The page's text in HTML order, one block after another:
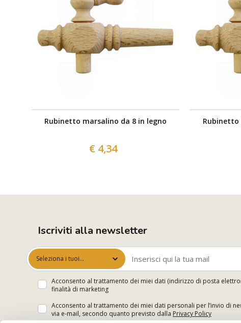
Rubinetto marsalino da 8 in legno
€ 4,34
Rubinetto
Iscriviti alla newsletter
Seleziona i tuoi
interessi
Acconsento al trattamento dei miei dati (indirizzo di posta
finalità di marketing
Acconsento al trattamento dei miei dati personali per l’invio di
via e-mail, secondo quanto previsto dalla Privacy Policy